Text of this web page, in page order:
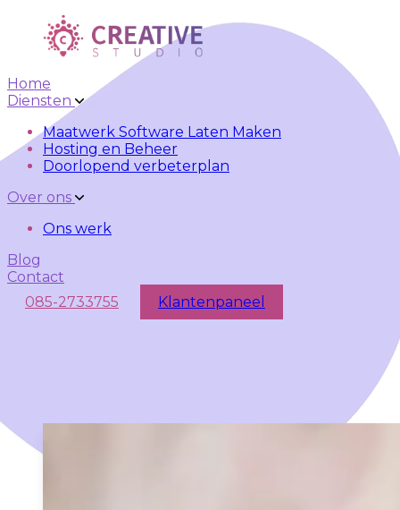
Skip to main content Skip to navigation
Home
Diensten
Maatwerk Software Laten Maken
Hosting en Beheer
Doorlopend verbeterplan
Over ons
Ons werk
Blog
Contact
085-2733755
Klantenpaneel